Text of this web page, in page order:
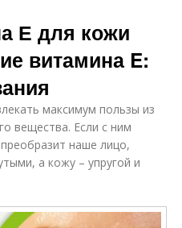
Е для кожи
витамина E:
максимум пользы из
вещества. Если с ним
наше лицо,
а кожу – упругой и